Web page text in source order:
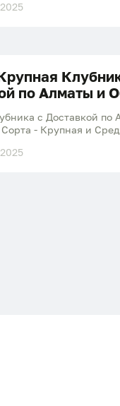
по Алматы и
с Доставкой по
- Крупная и